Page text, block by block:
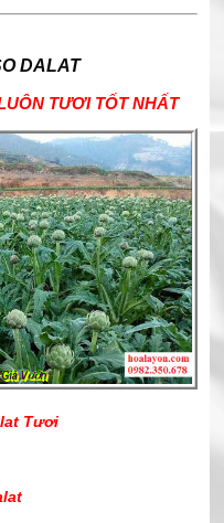
DALAT
TƯƠI TỐT NHẤT
Tươi